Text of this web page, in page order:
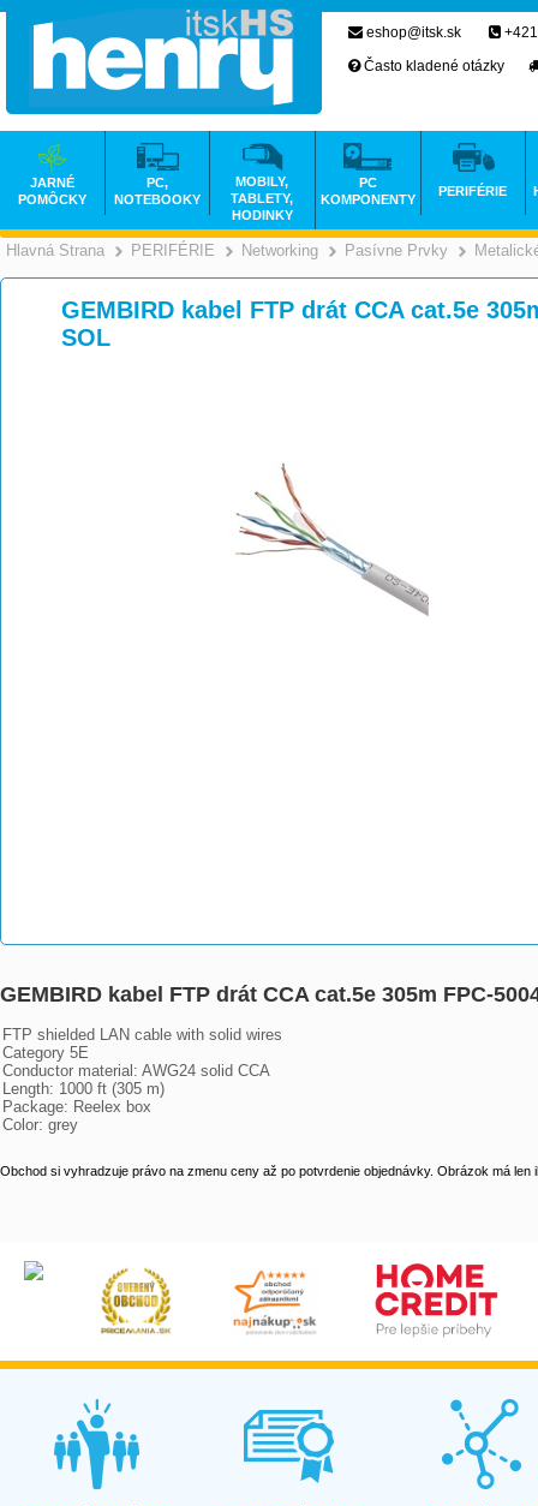
Hlavná Strana >
PERIFÉRIE >
Networking >
Pasívne Prvky
GEMBIRD kabel FTP drát CCA cat.5e
SOL
GEMBIRD kabel FTP drát CCA cat.5e 305m FPC-
FTP shielded LAN cable with solid wires
Category 5E
Conductor material: AWG24 solid CCA
Length: 1000 ft (305 m)
Package: Reelex box
Color: grey
Obchod si vyhradzuje právo na zmenu ceny až po potvrdenie objednávky. Obrázok má len
eshop@itsk.sk
Často kladené otázky
JARNÉ
POMÔCKY
PC,
NOTEBOOKY
MOBILY,
TABLETY,
HODINKY
PC
KOMPONENTY
PERIFÉRIE